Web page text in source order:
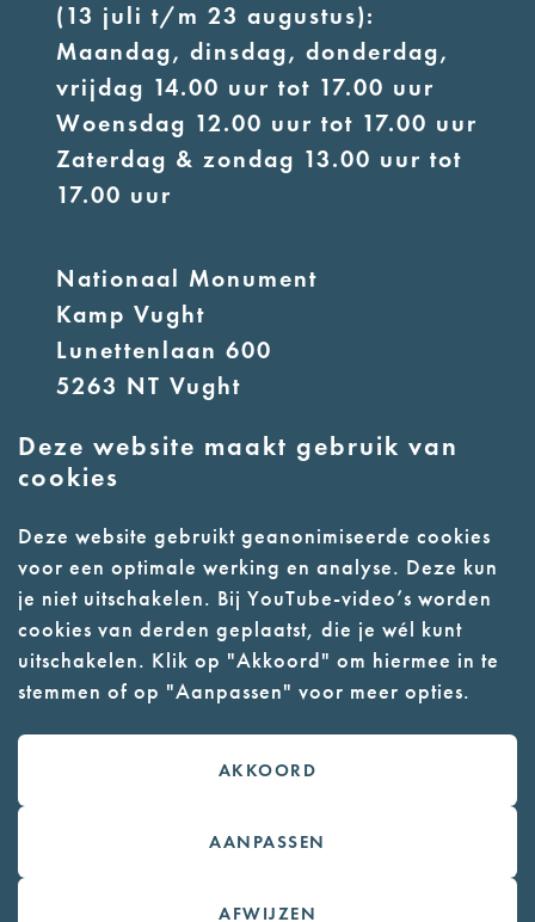
Deze website maakt gebruik van
cookies
Deze website gebruikt geanonimiseerde cookies
voor een optimale werking en analyse. Deze kun
je niet uitschakelen. Bij YouTube-video’s worden
cookies van derden geplaatst, die je wél kunt
uitschakelen. Klik op "Akkoord" om hiermee in te
stemmen of op "Aanpassen" voor meer opties.
AKKOORD
AANPASSEN
AFWIJZEN
(13 juli t/m 23 augustus):
Maandag, dinsdag, donderdag,
vrijdag 14.00 uur tot 17.00 uur
Woensdag 12.00 uur tot 17.00 uur
Zaterdag & zondag 13.00 uur tot
17.00 uur
Nationaal Monument
Kamp Vught
Lunettenlaan 600
5263 NT Vught
E:info@nmkampvught.nl
- Parkeer in de vakken of in de
parkeergarage (begane grond)
- Alleen geleidehonden
toegestaan